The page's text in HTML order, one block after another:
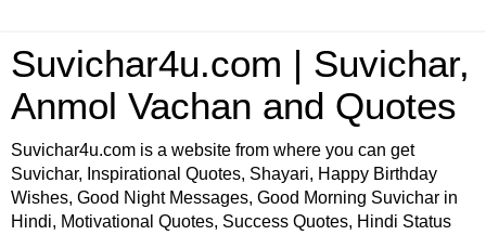
Suvichar4u.com | Suvichar,
Anmol Vachan and Quotes
Suvichar4u.com is a website from where you can get
Suvichar, Inspirational Quotes, Shayari, Happy Birthday
Wishes, Good Night Messages, Good Morning Suvichar in
Hindi, Motivational Quotes, Success Quotes, Hindi Status